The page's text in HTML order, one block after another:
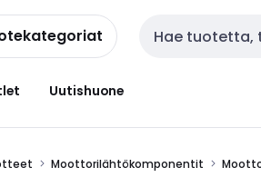
Haku
Uutishuone
Moottorilähtökomponentit